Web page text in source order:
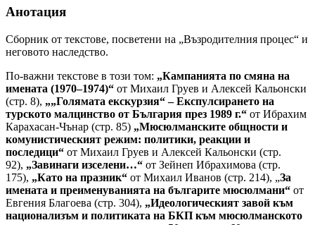
Анотация
Сборник от текстове, посветени на „Възродителния процес“ и
неговото наследство.
По-важни текстове в този том: „Кампанията по смяна на
имената (1970–1974)“ от Михаил Груев и Алексей Кальонски
(стр. 8), „„Голямата екскурзия“ – Експулсирането на
турското малцинство от България през 1989 г.“ от Ибрахим
Карахасан-Чънар (стр. 85) „Мюсюлманските общности и
комунистическият режим: политики, реакции и
последици“ от Михаил Груев и Алексей Кальонски (стр.
92), „Завинаги изселени…“ от Зейнеп Ибрахимова (стр.
175), „Като на празник“ от Михаил Иванов (стр. 214), „За
имената и преименуванията на българите мюсюлмани“ от
Евгения Благоева (стр. 304), „Идеологическият завой към
национализъм и политиката на БКП към мюсюлманското